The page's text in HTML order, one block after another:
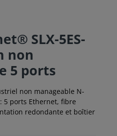
SLX-5ES-
non
5 ports
non manageable N-
: 5 ports Ethernet, fibre
redondante et boîtier